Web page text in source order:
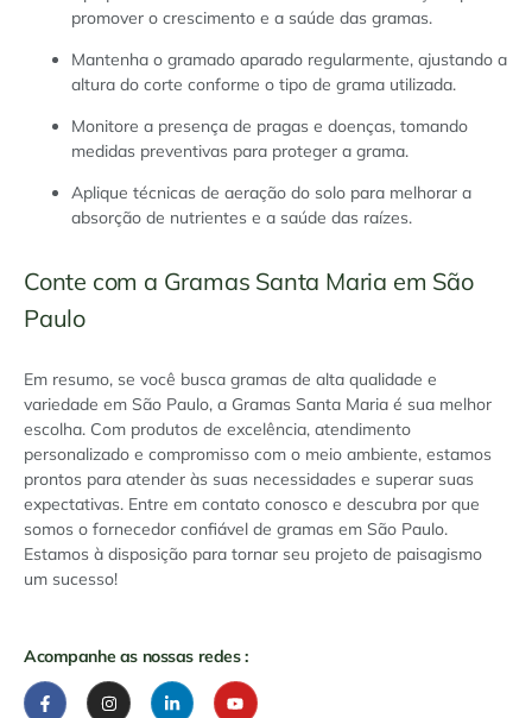
promover o crescimento e a saúde das gramas.
Mantenha o gramado aparado regularmente, ajustando a
altura do corte conforme o tipo de grama utilizada.
Monitore a presença de pragas e doenças, tomando
medidas preventivas para proteger a grama.
Aplique técnicas de aeração do solo para melhorar a
absorção de nutrientes e a saúde das raízes.
Conte com a Gramas Santa Maria em São
Paulo
Em resumo, se você busca gramas de alta qualidade e
variedade em São Paulo, a Gramas Santa Maria é sua melhor
escolha. Com produtos de excelência, atendimento
personalizado e compromisso com o meio ambiente, estamos
prontos para atender às suas necessidades e superar suas
expectativas. Entre em contato conosco e descubra por que
somos o fornecedor confiável de gramas em São Paulo.
Estamos à disposição para tornar seu projeto de paisagismo
um sucesso!
Acompanhe as nossas redes :